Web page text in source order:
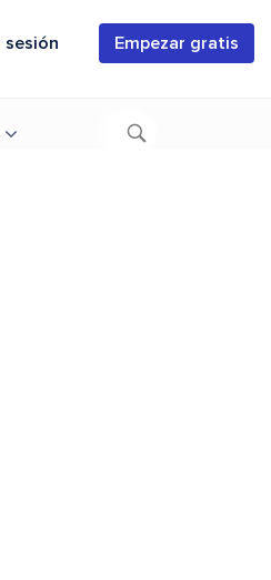
sesión Empezar gratis